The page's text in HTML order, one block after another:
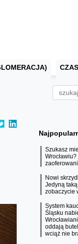
Szukasz
Nowi
Jedyną
zobaczycie
System
Śląsku
oddają
wciąż nie